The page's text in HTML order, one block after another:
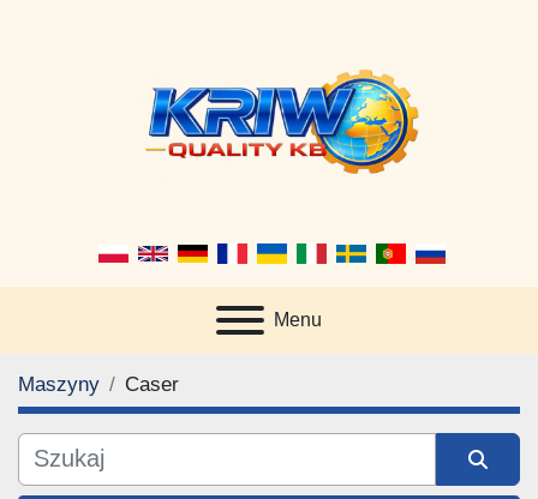
Menu
Maszyny Caser